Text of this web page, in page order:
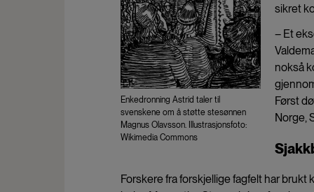
Enkedronning Astrid taler til
svenskene om å støtte stesønnen
Magnus Olavsson. Illustrasjonsfoto:
Wikimedia Commons
sikret
– Et
nokså
Først
Norge,
Forskere fra forskjellige fagfelt har